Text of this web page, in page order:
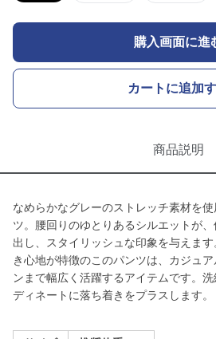
購入画面に進
カートに追加
商品説明
なめらかなグレーのストレッチ素材を
ツ。腰回りのゆとりあるシルエットが
出し、スタイリッシュな印象を与えま
き心地が特徴のこのパンツは、カジュ
ンまで幅広く活躍するアイテムです。
ディネートに落ち着きをプラスします。